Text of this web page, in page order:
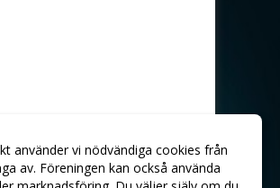
använder vi nödvändiga cookies från
av. Föreningen kan också använda